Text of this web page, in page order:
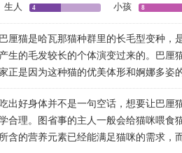
尾巴：尾长而细，尾端尖，尾上有丰富的
被毛：中长，丝质，细腻。身体，腹部和
暹罗猫的颜色都是可以接受。重点色必须
的对比。小毛出生时为全白。1岁时成
体短而紧凑。短腿。骨骼结构粗重。被太
不合格性征：眼睛不是蓝色。
些猫友问，巴厘猫跟巴厘猫交配出生的
很多人都知道暹罗猫的叫声很大，而且并
，它们的叫声较为柔和，不会让主人产
主人的眼色行事，比如当它们发现主人心
身边撒娇卖萌求抚摸，而当它们发现主人
主人一点自己的空间。
一直跟进，直到自己失去兴趣为止。同
也都可能引起它们的注意，所以在好奇心
发现猫咪动不动就像个侦探一样神秘兮
生人 4 小孩 8
巴厘猫是哈瓦那猫种群里的长毛型变种，
产生的毛发较长的个体演变过来的。巴厘
正是因为这种猫的优美体形和婀娜多姿
员的姿态而给以命名的，实际上和巴厘
出好身体并不是一句空话，想要让巴厘
合理。图省事的主人一般会给猫咪喂食
所含的营养元素已经能满足猫咪的需求，